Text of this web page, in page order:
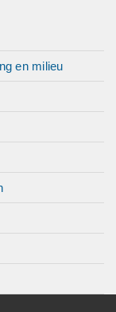
en milieu